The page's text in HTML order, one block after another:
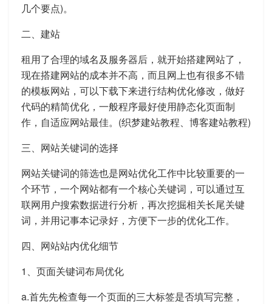
几个要点)。
二、建站
租用了合理的域名及服务器后，就开始搭建网站了，
现在搭建网站的成本并不高，而且网上也有很多不错
的模板网站，可以下载下来进行结构优化修改，做好
代码的精简优化，一般程序最好使用静态化页面制
作，自适应网站最佳。(织梦建站教程、博客建站教程)
三、网站关键词的选择
网站关键词的筛选也是网站优化工作中比较重要的一
个环节，一个网站都有一个核心关键词，可以通过互
联网用户搜索数据进行分析，再次挖掘相关长尾关键
词，并用记事本记录好，方便下一步的优化工作。
四、网站站内优化细节
1、页面关键词布局优化
a.首先先检查每一个页面的三大标签是否填写完整，